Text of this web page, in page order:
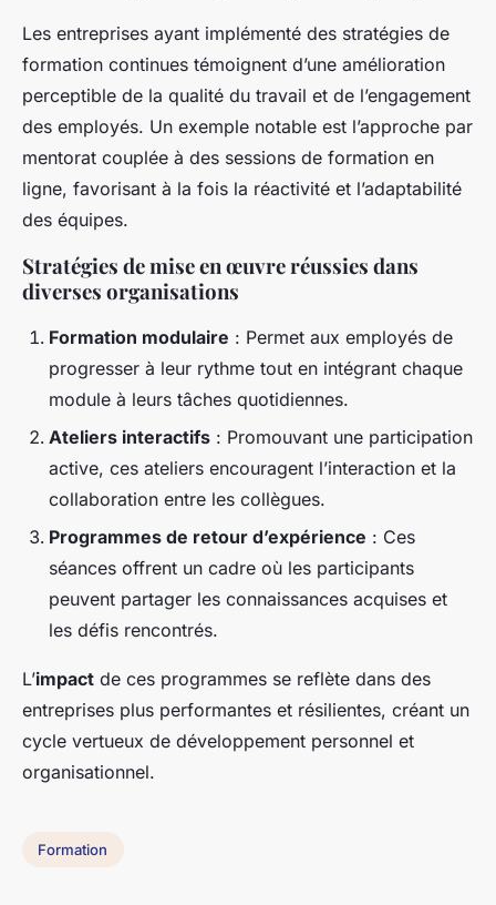
Les entreprises ayant implémenté des stratégies de
formation continues témoignent d’une amélioration
perceptible de la qualité du travail et de l’engagement
des employés. Un exemple notable est l’approche par
mentorat couplée à des sessions de formation en
ligne, favorisant à la fois la réactivité et l’adaptabilité
des équipes.
Stratégies de mise en œuvre réussies dans
diverses organisations
Formation modulaire : Permet aux employés de
progresser à leur rythme tout en intégrant chaque
module à leurs tâches quotidiennes.
Ateliers interactifs : Promouvant une participation
active, ces ateliers encouragent l’interaction et la
collaboration entre les collègues.
Programmes de retour d’expérience : Ces
séances offrent un cadre où les participants
peuvent partager les connaissances acquises et
les défis rencontrés.
L’impact de ces programmes se reflète dans des
entreprises plus performantes et résilientes, créant un
cycle vertueux de développement personnel et
organisationnel.
Formation